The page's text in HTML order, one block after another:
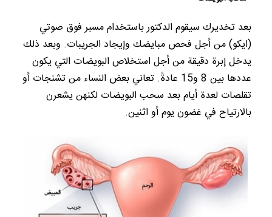
بعد تخديرك سيقوم الدكتور باستخدام مسبر فوق صوتي
(ايكو) من أجل فحص مبايضك وإيجاد الجريبات. وبعد ذلك
يدخل إبرة دقيقة من أجل استخلاص البويضات التي يكون
عددها بين 8 و15 عادةً. تعاني بعض النساء من تشنجات أو
تقلصات لعدة أيام بعد سحب البويضات لكنهن يشعرن
بالارتياح في غضون يوم أو اثنين.